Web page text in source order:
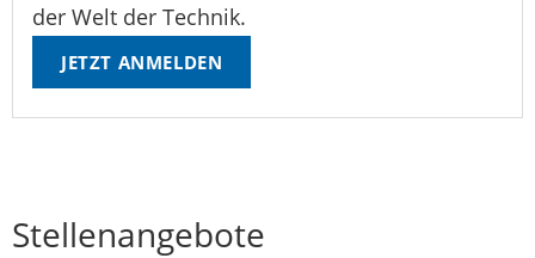
der Welt der Technik.
JETZT ANMELDEN
Stellenangebote